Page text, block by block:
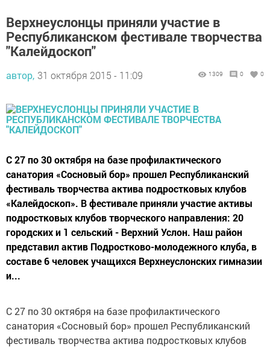
Верхнеуслонцы приняли участие в
Республиканском фестивале творчества
"Калейдоскоп"
автор, 31 октября 2015 - 11:09 1309 0 0
С 27 по 30 октября на базе профилактического
санатория «Сосновый бор» прошел Республиканский
фестиваль творчества актива подростковых клубов
«Калейдоскоп». В фестивале приняли участие активы
подростковых клубов творческого направления: 20
городских и 1 сельский - Верхний Услон. Наш район
представил актив Подростково-молодежного клуба, в
составе 6 человек учащихся Верхнеуслонских гимназии
и...
С 27 по 30 октября на базе профилактического
санатория «Сосновый бор» прошел Республиканский
фестиваль творчества актива подростковых клубов